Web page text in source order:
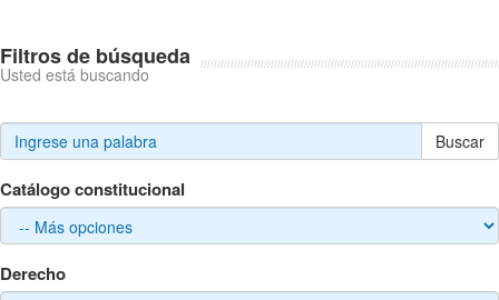
Filtros de búsqueda
Usted está buscando
Buscar
Catálogo constitucional
Derecho